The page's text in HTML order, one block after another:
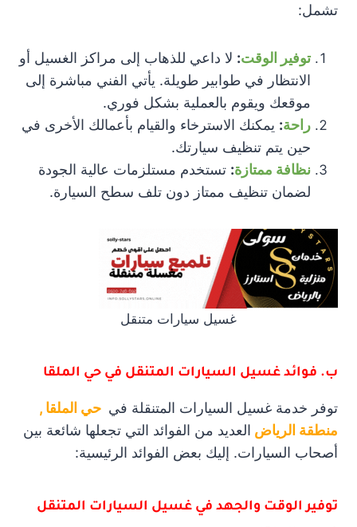
تشمل:
توفير الوقت: لا داعي للذهاب إلى مراكز الغسيل أو
الانتظار في طوابير طويلة. يأتي الفني مباشرة إلى
موقعك ويقوم بالعملية بشكل فوري.
راحة: يمكنك الاسترخاء والقيام بأعمالك الأخرى في
حين يتم تنظيف سيارتك.
نظافة ممتازة: تستخدم مستلزمات عالية الجودة
لضمان تنظيف ممتاز دون تلف سطح السيارة.
غسيل سيارات متنقل
ب. فوائد غسيل السيارات المتنقل في حي الملقا
توفر خدمة غسيل السيارات المتنقلة في حي الملقا ,
منطقة الرياض العديد من الفوائد التي تجعلها شائعة بين
أصحاب السيارات. إليك بعض الفوائد الرئيسية:
توفير الوقت والجهد في غسيل السيارات المتنقل